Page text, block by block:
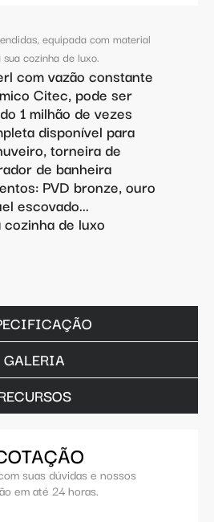
GALERIA
equipada com material
cozinha de luxo.
com vazão constante
Citec, pode ser
1 milhão de vezes
disponível para
torneira de
de banheira
PVD bronze, ouro
escovado...
de luxo
suas dúvidas e nossos
em até 24 horas.